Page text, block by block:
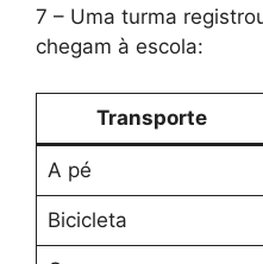
7 – Uma turma
chegam à escola:
Transporte
A pé
Bicicleta